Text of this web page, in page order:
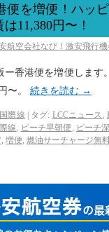
便を増便！ハッ
11,380円〜！
航空会社なび！激安飛行
ー香港便を増便します
〜。 続きを読む →
際線 タグ: LCCニュース ,
線, ピーチ早朝便 , ピーチ
, 増便, 燃油サーチャージ無